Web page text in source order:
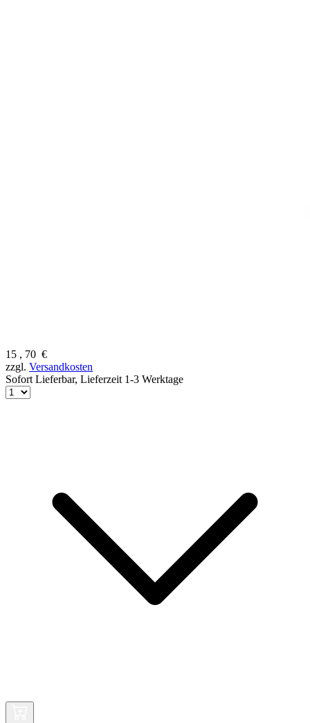
15 , 70 €
zzgl. Versandkosten
Sofort Lieferbar, Lieferzeit 1-3 Werktage